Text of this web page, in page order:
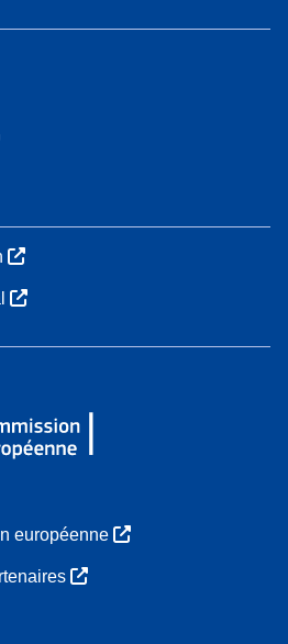
européenne